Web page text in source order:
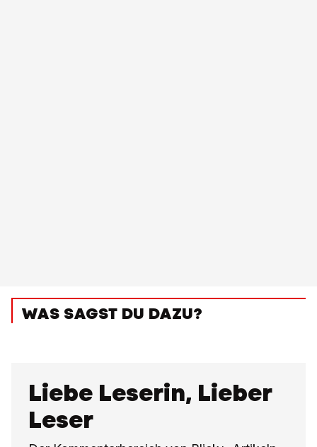
WAS SAGST DU DAZU?
Liebe Leserin, Lieber
Leser